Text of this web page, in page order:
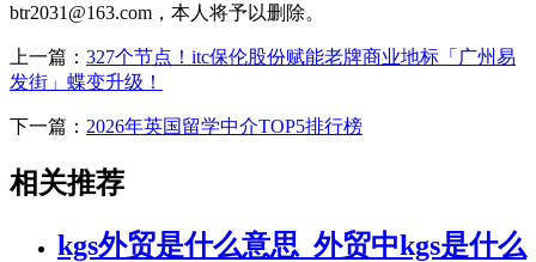
btr2031@163.com，本人将予以删除。
上一篇： 327个节点！itc保伦股份赋能老牌商业地标「广州易
发街」蝶变升级！
下一篇： 2026年英国留学中介TOP5排行榜
相关推荐
kgs外贸是什么意思_外贸中kgs是什么